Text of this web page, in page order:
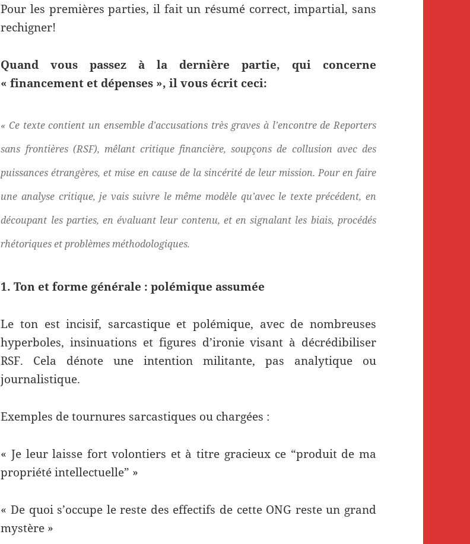
Pour les premières parties, il fait un résumé correct, impartial, sans
rechigner!
Quand vous passez à la dernière partie, qui concerne
« financement et dépenses », il vous écrit ceci:
« Ce texte contient un ensemble d’accusations très graves à l’encontre de Reporters
sans frontières (RSF), mêlant critique financière, soupçons de collusion avec des
puissances étrangères, et mise en cause de la sincérité de leur mission. Pour en faire
une analyse critique, je vais suivre le même modèle qu’avec le texte précédent, en
découpant les parties, en évaluant leur contenu, et en signalant les biais, procédés
rhétoriques et problèmes méthodologiques.
1. Ton et forme générale : polémique assumée
Le ton est incisif, sarcastique et polémique, avec de nombreuses
hyperboles, insinuations et figures d’ironie visant à décrédibiliser
RSF. Cela dénote une intention militante, pas analytique ou
journalistique.
Exemples de tournures sarcastiques ou chargées :
« Je leur laisse fort volontiers et à titre gracieux ce “produit de ma
propriété intellectuelle” »
« De quoi s’occupe le reste des effectifs de cette ONG reste un grand
mystère »